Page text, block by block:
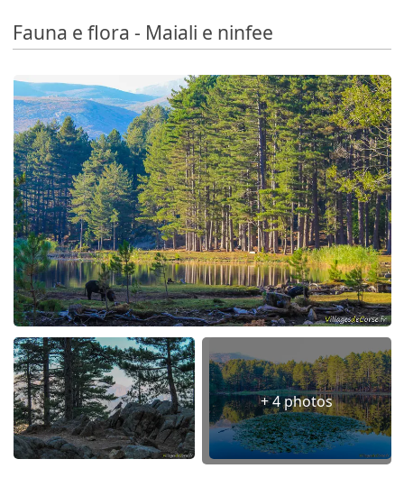
Fauna e flora - Maiali e ninfee
+ 4 photos